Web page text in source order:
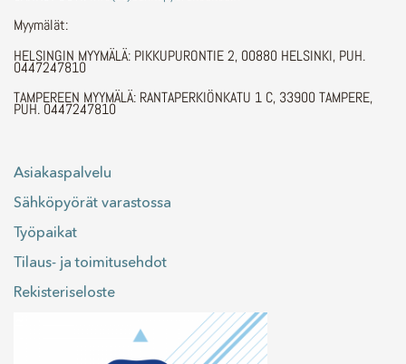
Myymälät:
HELSINGIN MYYMÄLÄ: PIKKUPURONTIE 2, 00880 HELSINKI, PUH.
0447247810
TAMPEREEN MYYMÄLÄ: RANTAPERKIÖNKATU 1 C, 33900 TAMPERE,
PUH. 0447247810
Asiakaspalvelu
Sähköpyörät varastossa
Työpaikat
Tilaus- ja toimitusehdot
Rekisteriseloste